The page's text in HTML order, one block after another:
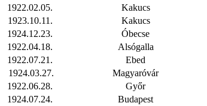
1922.02.05. Kakucs
1923.10.11. Kakucs
1924.12.23. Óbecse
1922.04.18. Alsógalla
1922.07.21. Ebed
1924.03.27. Magyaróvár
1922.06.28. Győr
1924.07.24. Budapest